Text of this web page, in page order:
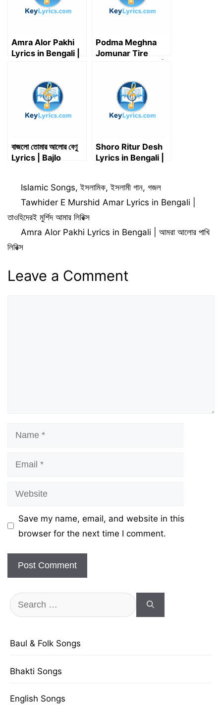
Amra Alor Pakhi
Lyrics in Bengali |
Podma Meghna
Jomunar Tire
বাজলো তোমার আলোর বেণু
Lyrics | Bajlo
Shoro Ritur Desh
Lyrics in Bengali |
Categories
Islamic Songs,ইসলামিক,ইসলামী গান,গজল
Tawhider E Murshid Amar Lyrics in Bengali |
তাওহিদেরই মুর্শিদ আমার লিরিক্স
Amra Alor Pakhi Lyrics in Bengali | আমরা আলোর পাখি
লিরিক্স
Leave a Comment
Name
Email
Website
Save my name, email, and website in this
browser for the next time I comment.
Search
for:
Baul & Folk Songs
Bhakti Songs
English Songs